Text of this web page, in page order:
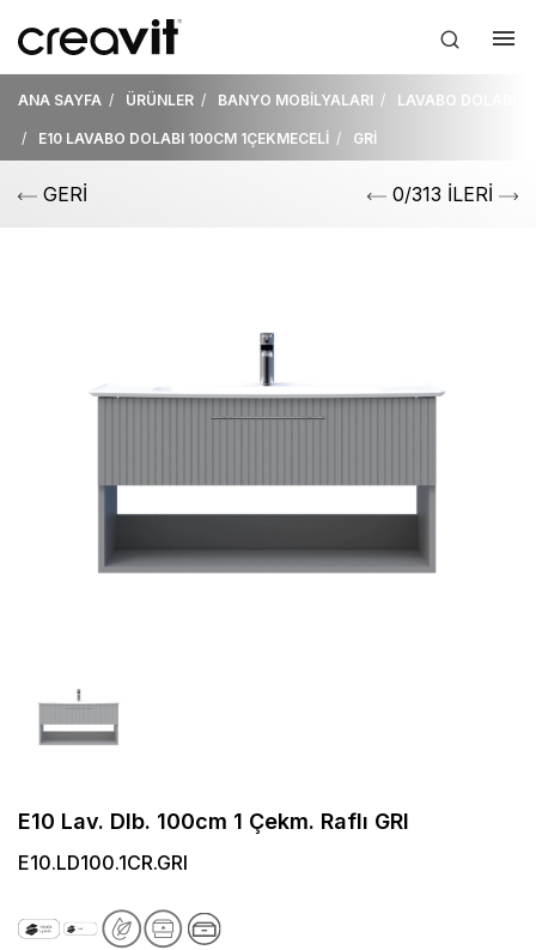
ANA SAYFA ÜRÜNLER BANYO MOBİLYALARI LAVABO DOLABI
E10 LAVABO DOLABI 100CM 1ÇEKMECELİ GRİ
GERİ 0/313 İLERİ
E10 Lav. Dlb. 100cm 1 Çekm. Raflı GRI
E10.LD100.1CR.GRI